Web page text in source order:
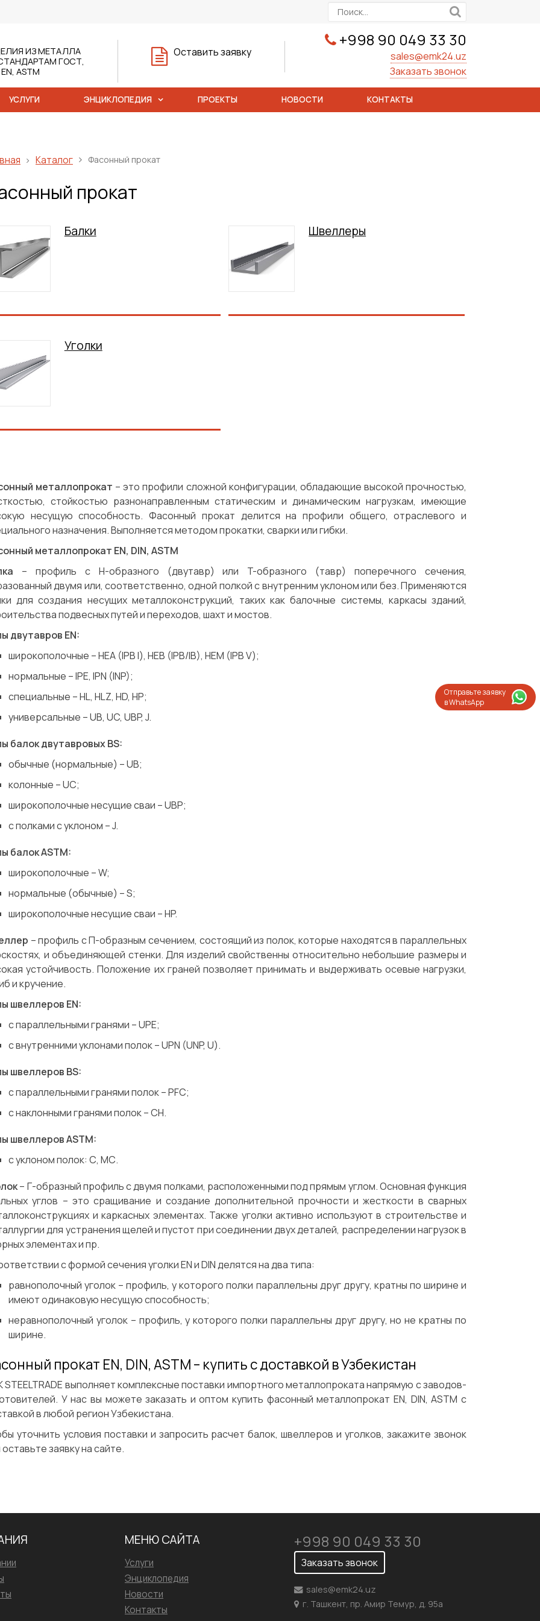
Отправьте заявку
в WhatsApp
+998 90 049 33 30
sales@emk24.uz
Заказать звонок
Оставить заявку
ИЗ МЕТАЛЛА
ГОСТ,
ASTM
УСЛУГИ ЭНЦИКЛОПЕДИЯ ПРОЕКТЫ НОВОСТИ КОНТАКТЫ
Сварка
Каталог Фасонный прокат
прокат
Балки Швеллеры
Уголки
металлопрокат – это профили сложной конфигурации, обладающие высокой прочностью,
стойкостью разнонаправленным статическим и динамическим нагрузкам, имеющие
несущую способность. Фасонный прокат делится на профили общего, отраслевого и
назначения. Выполняется методом прокатки, сварки или гибки.
металлопрокат EN, DIN, ASTM
– профиль с H-образного (двутавр) или T-образного (тавр) поперечного сечения,
двумя или, соответственно, одной полкой с внутренним уклоном или без. Применяются
для создания несущих металлоконструкций, таких как балочные системы, каркасы зданий,
подвесных путей и переходов, шахт и мостов.
двутавров EN:
широкополочные – HEA (IPB I), HEB (IPB/IB), HEM (IPB V);
нормальные – IPE, IPN (INP);
специальные – HL, HLZ, HD, HP;
универсальные – UB, UC, UBP, J.
балок двутавровых BS:
обычные (нормальные) – UB;
колонные – UC;
широкополочные несущие сваи – UBP;
с полками с уклоном – J.
балок ASTM:
широкополочные – W;
нормальные (обычные) – S;
широкополочные несущие сваи – HP.
– профиль с П-образным сечением, состоящий из полок, которые находятся в параллельных
и объединяющей стенки. Для изделий свойственны относительно небольшие размеры и
устойчивость. Положение их граней позволяет принимать и выдерживать осевые нагрузки,
и кручение.
швеллеров EN:
с параллельными гранями – UPE;
с внутренними уклонами полок – UPN (UNP, U).
швеллеров BS:
с параллельными гранями полок – PFC;
с наклонными гранями полок – CH.
швеллеров ASTM:
с уклоном полок: С, МС.
– Г-образный профиль с двумя полками, расположенными под прямым углом. Основная функция
углов – это сращивание и создание дополнительной прочности и жесткости в сварных
и каркасных элементах. Также уголки активно используют в строительстве и
для устранения щелей и пустот при соединении двух деталей, распределении нагрузок в
элементах и пр.
с формой сечения уголки EN и DIN делятся на два типа:
равнополочный уголок – профиль, у которого полки параллельны друг другу, кратны по ширине и
имеют одинаковую несущую способность;
неравнополочный уголок – профиль, у которого полки параллельны друг другу, но не кратны по
ширине.
прокат EN, DIN, ASTM – купить с доставкой в Узбекистан
STEELTRADE выполняет комплексные поставки импортного металлопроката напрямую с заводов-
У нас вы можете заказать и оптом купить фасонный металлопрокат EN, DIN, ASTM с
в любой регион Узбекистана.
уточнить условия поставки и запросить расчет балок, швеллеров и уголков, закажите звонок
оставьте заявку на сайте.
+998 90 049 33 30
Заказать звонок
sales@emk24.uz
г. Ташкент, пр. Амир Темур, д. 95а
МЕНЮ САЙТА
Услуги
Энциклопедия
Новости
Контакты